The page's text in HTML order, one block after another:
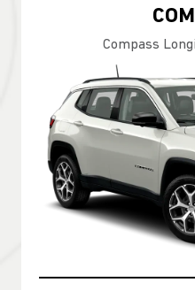
Compass